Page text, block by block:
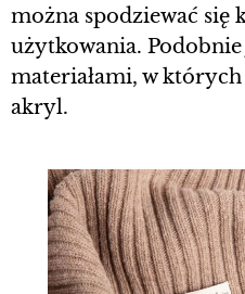
można spodziewać się
użytkowania.
materiałami, w których
akryl.